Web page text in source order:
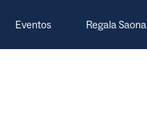
Eventos Regala Saona